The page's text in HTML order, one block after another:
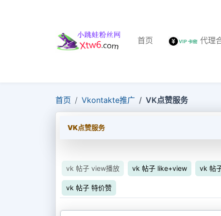
首页 代理
首页 Vkontakte推广 VK点赞服务
VK点赞服务
vk 帖子 view播放 vk 帖子 like+view vk 帖
vk 帖子 特价赞